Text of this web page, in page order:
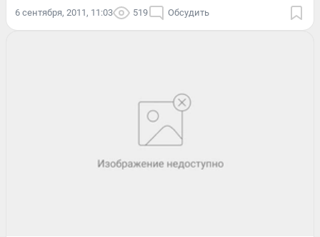
6 сентября, 2011, 11:03 519 Обсудить